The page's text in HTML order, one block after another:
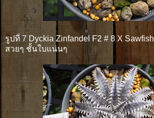
รูปที่ 7 Dyckia Zinfandel F2 # 8 X
สวยๆ ชั้นใบแน่นๆ